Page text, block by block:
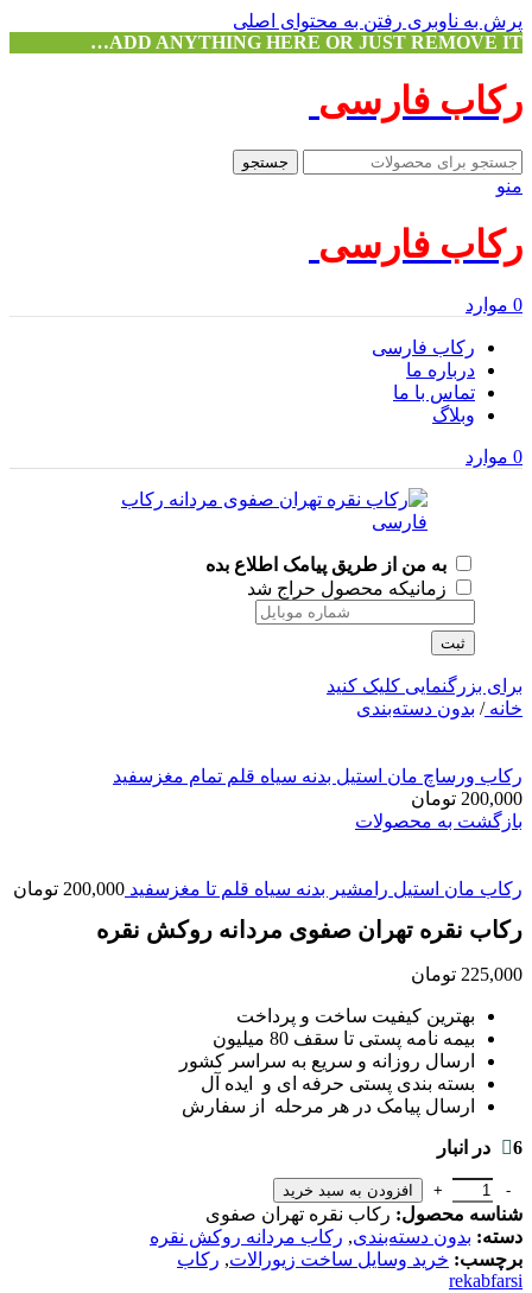
پرش به ناوبری رفتن به محتوای اصلی
ADD ANYTHING HERE OR JUST REMOVE IT…
رکاب فارسی
جستجو
منو
رکاب فارسی
0 موارد
رکاب فارسی
درباره ما
تماس با ما
وبلاگ
0 موارد
به من از طریق پیامک اطلاع بده
زمانیکه محصول حراج شد
ثبت
برای بزرگنمایی کلیک کنید
خانه/ بدون دسته‌بندی
رکاب ورساچ مان استیل بدنه سیاه قلم تمام مغزسفید
200,000 تومان
بازگشت به محصولات
رکاب مان استیل رامشیر بدنه سیاه قلم تا مغزسفید 200,000 تومان
رکاب نقره تهران صفوی مردانه روکش نقره
225,000 تومان
بهترین کیفیت ساخت و پرداخت
بیمه نامه پستی تا سقف 80 میلیون
ارسال روزانه و سریع به سراسر کشور
بسته بندی پستی حرفه ای و ایده آل
ارسال پیامک در هر مرحله از سفارش
6 در انبار
افزودن به سبد خرید
شناسه محصول: رکاب نقره تهران صفوی
دسته: بدون دسته‌بندی, رکاب مردانه روکش نقره
برچسب: خرید وسایل ساخت زیورالات, رکاب
rekabfarsi